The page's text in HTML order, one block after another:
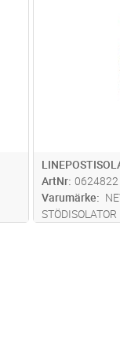
ArtNr 0624822
Varumärke